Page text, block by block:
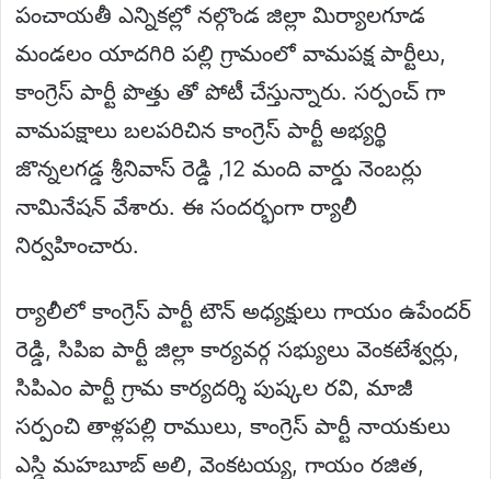
పంచాయతీ ఎన్నికల్లో నల్గొండ జిల్లా మిర్యాలగూడ
మండలం యాదగిరి పల్లి గ్రామంలో వామపక్ష పార్టీలు,
కాంగ్రెస్ పార్టీ పొత్తు తో పోటీ చేస్తున్నారు. సర్పంచ్ గా
వామపక్షాలు బలపరిచిన కాంగ్రెస్ పార్టీ అభ్యర్థి
జొన్నలగడ్డ శ్రీనివాస్ రెడ్డి ,12 మంది వార్డు నెంబర్లు
నామినేషన్ వేశారు. ఈ సందర్భంగా ర్యాలీ
నిర్వహించారు.
ర్యాలీలో కాంగ్రెస్ పార్టీ టౌన్ అధ్యక్షులు గాయం ఉపేందర్
రెడ్డి, సిపిఐ పార్టీ జిల్లా కార్యవర్గ సభ్యులు వెంకటేశ్వర్లు,
సిపిఎం పార్టీ గ్రామ కార్యదర్శి పుష్కల రవి, మాజీ
సర్పంచి తాళ్లపల్లి రాములు, కాంగ్రెస్ పార్టీ నాయకులు
ఎస్డి మహబూబ్ అలి, వెంకటయ్య, గాయం రజిత,